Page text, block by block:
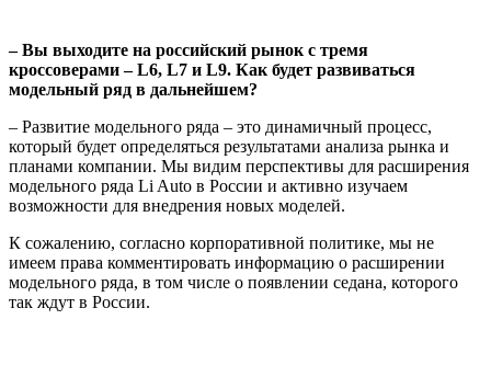
– Вы выходите на российский рынок с тремя
кроссоверами – L6, L7 и L9. Как будет развиваться
модельный ряд в дальнейшем?
– Развитие модельного ряда – это динамичный процесс,
который будет определяться результатами анализа рынка и
планами компании. Мы видим перспективы для расширения
модельного ряда Li Auto в России и активно изучаем
возможности для внедрения новых моделей.
К сожалению, согласно корпоративной политике, мы не
имеем права комментировать информацию о расширении
модельного ряда, в том числе о появлении седана, которого
так ждут в России.